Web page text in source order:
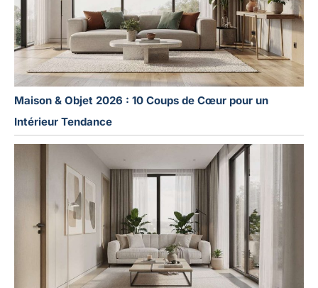
Maison & Objet 2026 : 10 Coups de Cœur pour un
Intérieur Tendance